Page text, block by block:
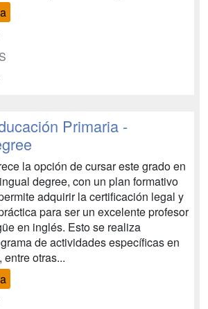
Primaria -
la opción de cursar este grado en
degree, con un plan formativo
adquirir la certificación legal y
para ser un excelente profesor
en inglés. Esto se realiza
de actividades específicas en
otras...